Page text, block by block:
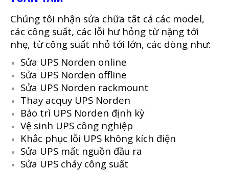
Chúng tôi nhận sửa chữa tất cả các model,
các công suất, các lỗi hư hỏng từ nặng tới
nhẹ, từ công suất nhỏ tới lớn, các dòng như:
Sửa UPS Norden online
Sửa UPS Norden offline
Sửa UPS Norden rackmount
Thay acquy UPS Norden
Bảo trì UPS Norden định kỳ
Vệ sinh UPS công nghiệp
Khắc phục lỗi UPS không kích điện
Sửa UPS mất nguồn đầu ra
Sửa UPS cháy công suất